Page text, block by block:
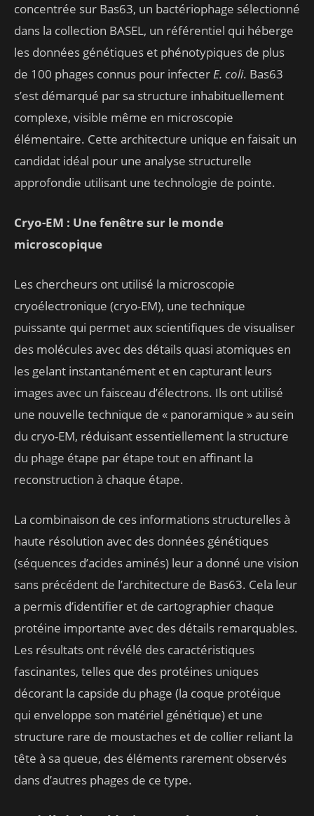
concentrée sur Bas63, un bactériophage sélectionné
dans la collection BASEL, un référentiel qui héberge
les données génétiques et phénotypiques de plus
de 100 phages connus pour infecterE. coli. Bas63
s’est démarqué par sa structure inhabituellement
complexe, visible même en microscopie
élémentaire. Cette architecture unique en faisait un
candidat idéal pour une analyse structurelle
approfondie utilisant une technologie de pointe.
Cryo-EM : Une fenêtre sur le monde
microscopique
Les chercheurs ont utilisé la microscopie
cryoélectronique (cryo-EM), une technique
puissante qui permet aux scientifiques de visualiser
des molécules avec des détails quasi atomiques en
les gelant instantanément et en capturant leurs
images avec un faisceau d’électrons. Ils ont utilisé
une nouvelle technique de « panoramique » au sein
du cryo-EM, réduisant essentiellement la structure
du phage étape par étape tout en affinant la
reconstruction à chaque étape.
La combinaison de ces informations structurelles à
haute résolution avec des données génétiques
(séquences d’acides aminés) leur a donné une vision
sans précédent de l’architecture de Bas63. Cela leur
a permis d’identifier et de cartographier chaque
protéine importante avec des détails remarquables.
Les résultats ont révélé des caractéristiques
fascinantes, telles que des protéines uniques
décorant la capside du phage (la coque protéique
qui enveloppe son matériel génétique) et une
structure rare de moustaches et de collier reliant la
tête à sa queue, des éléments rarement observés
dans d’autres phages de ce type.